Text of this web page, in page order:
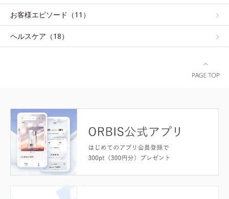
お客様エピソード（11）
ヘルスケア（18）